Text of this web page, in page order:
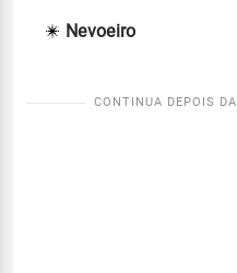
Nevoeiro